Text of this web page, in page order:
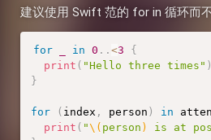
建议使用 Swift 范的 for in 循环而
for in 0 . . <3
{
print ( "Hello three times" )
}
for ( index , person ) in
print ( "\( person ) is at